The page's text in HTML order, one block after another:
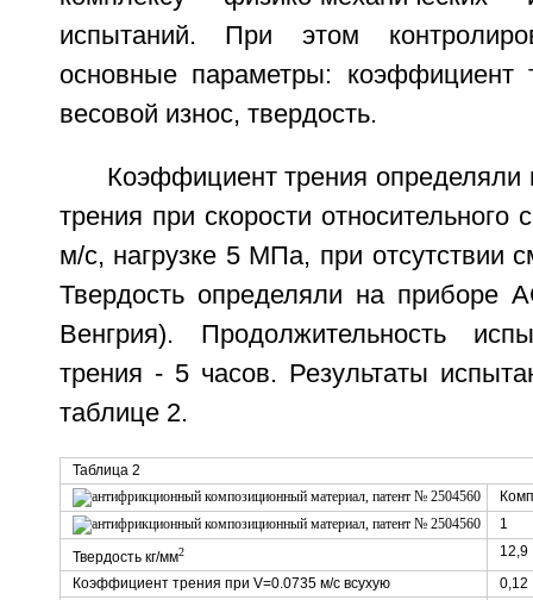
испытаний. При этом
основные параметры: коэффициент
весовой износ, твердость.
Коэффициент трения
трения при скорости относительного
м/с, нагрузке 5 МПа, при отсутствии
Твердость определяли на приборе
Венгрия). Продолжительность
трения - 5 часов. Результаты
таблице 2.
Таблица 2
1
Твердость кг/мм2
12,9
Коэффициент трения при V=0.0735 м/с всухую
0,12